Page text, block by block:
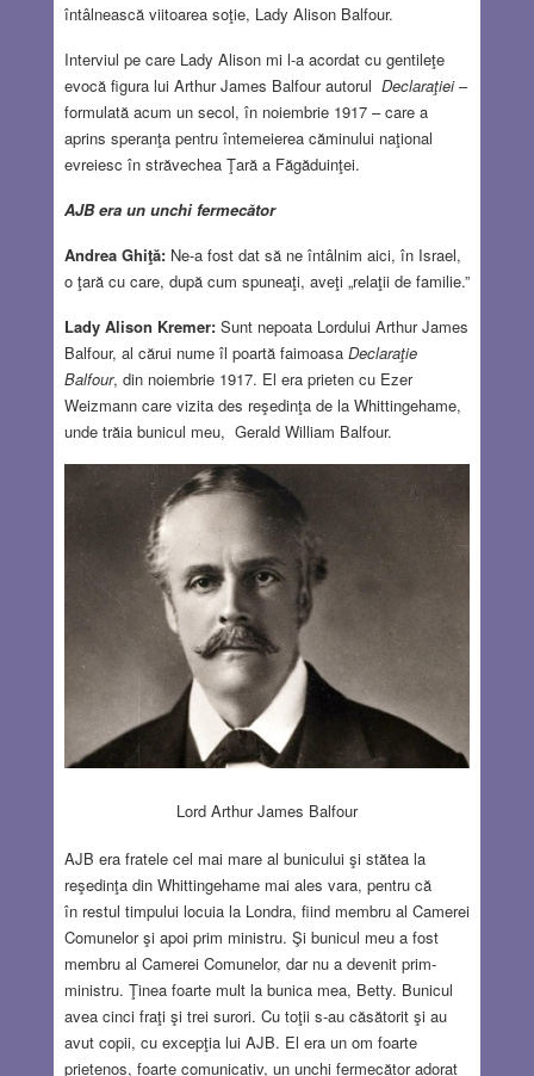
întâlnească viitoarea soţie, Lady Alison Balfour.
Interviul pe care Lady Alison mi l-a acordat cu gentileţe
evocă figura lui Arthur James Balfour autorul Declaraţiei–
formulată acum un secol, în noiembrie 1917 – care a
aprins speranţa pentru întemeierea căminului naţional
evreiesc în străvechea Ţară a Făgăduinţei.
AJB era un unchi fermecător
Andrea Ghiţă:Ne-a fost dat să ne întâlnim aici, în Israel,
o ţară cu care, după cum spuneaţi, aveţi „relaţii de familie.”
Lady Alison Kremer:Sunt nepoata Lordului Arthur James
Balfour, al cărui nume îl poartă faimoasa Declaraţie
Balfour, din noiembrie 1917. El era prieten cu Ezer
Weizmann care vizita des reşedinţa de la Whittingehame,
unde trăia bunicul meu, Gerald William Balfour.
Lord Arthur James Balfour
AJB era fratele cel mai mare al bunicului şi stătea la
reşedinţa din Whittingehame mai ales vara, pentru că
în restul timpului locuia la Londra, fiind membru al Camerei
Comunelor şi apoi prim ministru. Şi bunicul meu a fost
membru al Camerei Comunelor, dar nu a devenit prim-
ministru. Ţinea foarte mult la bunica mea, Betty. Bunicul
avea cinci fraţi şi trei surori. Cu toţii s-au căsătorit şi au
avut copii, cu excepţia lui AJB. El era un om foarte
prietenos, foarte comunicativ, un unchi fermecător adorat